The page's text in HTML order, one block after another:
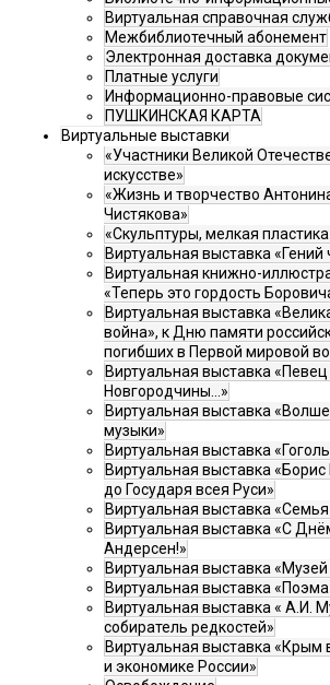
Виртуальная справочная
Межбиблиотечный абонемент
Электронная доставка
Платные услуги
Информационно-правовые
ПУШКИНСКАЯ КАРТА
Виртуальные выставки
«Участники Великой
искусстве»
«Жизнь и творчество
Чистякова»
«Скульптуры, мелкая
Виртуальная выставка «Гений
Виртуальная книжно-
«Теперь это гордость
Виртуальная выставка
война», к Дню памяти
погибших в Первой мировой
Виртуальная выставка
Новгородчины…»
Виртуальная выставка
музыки»
Виртуальная выставка
Виртуальная выставка «Борис
до Государя всея Руси»
Виртуальная выставка
Виртуальная выставка «С
Андерсен!»
Виртуальная выставка «Музей
Виртуальная выставка «Поэма
Виртуальная выставка « А.И.
собиратель редкостей»
Виртуальная выставка «Крым
и экономике России»